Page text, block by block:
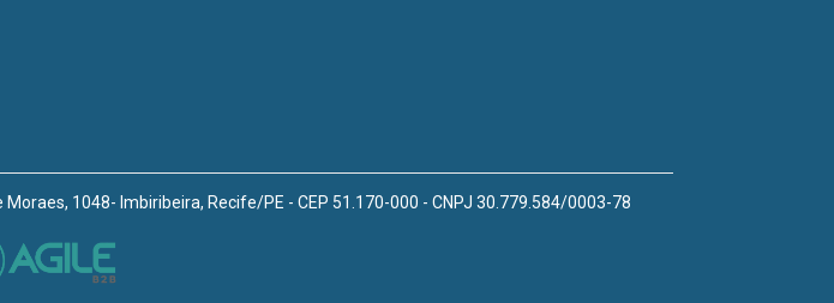
1048- Imbiribeira, Recife/PE - CEP 51.170-000 - CNPJ 30.779.584/0003-78